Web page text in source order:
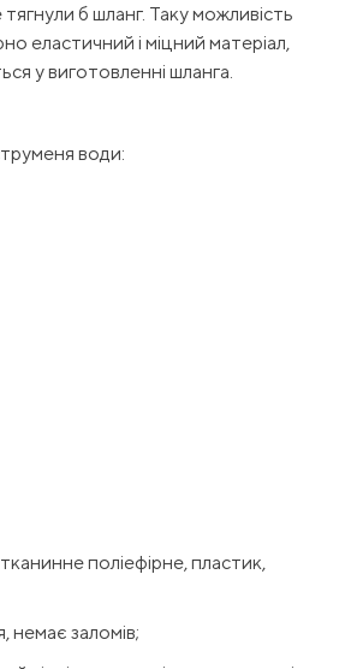
тягнули б шланг. Таку можливість
еластичний і міцний матеріал,
у виготовленні шланга.
води:
поліефірне, пластик,
немає заломів;